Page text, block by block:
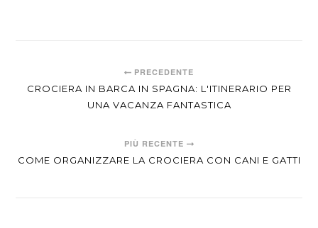
PRECEDENTE
CROCIERA IN BARCA IN SPAGNA: L'ITINERARIO PER
UNA VACANZA FANTASTICA
PIÙ RECENTE
COME ORGANIZZARE LA CROCIERA CON CANI E GATTI